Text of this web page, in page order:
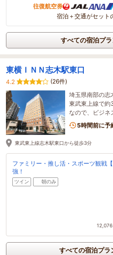
往復航空券
宿泊＋交通がセット
すべての宿泊プラ
東横ＩＮＮ志木駅東口
4.2
(26件)
埼玉県南部の志
東武東上線で
なので、ビジネ
5時間前に予
東武東上線志木駅東口から徒歩3分
ファミリー・推し活・スポーツ観戦
強！
ツイン 朝のみ
12,076
すべての宿泊プラ